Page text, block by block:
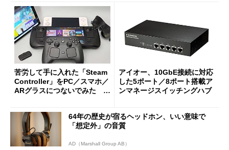
苦労して手に入れた「Steam
Controller」をPC／スマホ／
ARグラスにつないでみた ゲ
アイオー、10GbE接続に対応
した5ポート／8ポート搭載ア
ンマネージスイッチングハブ
64年の歴史が宿るヘッドホン、いい意味で
「想定外」の音質
AD（Marshall Group AB）